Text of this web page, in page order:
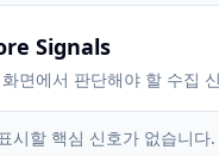
Signals
면에서 판단해야 할 수집
시할 핵심 신호가 없습니다.